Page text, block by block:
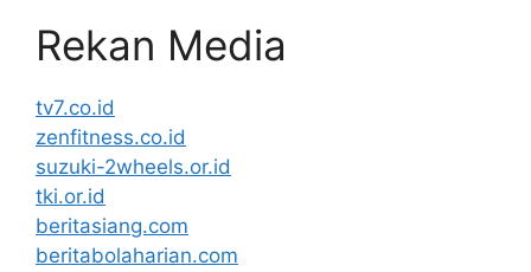
Rekan Media
tv7.co.id
zenfitness.co.id
suzuki-2wheels.or.id
tki.or.id
beritasiang.com
beritabolaharian.com